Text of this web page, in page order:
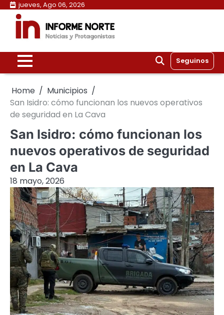
Skip
content
jueves, Ago 06, 2026
Seguinos
Home
Municipios
San Isidro: cómo funcionan los nuevos operativos
de seguridad en La Cava
San Isidro: cómo funcionan los
nuevos operativos de seguridad
en La Cava
18 mayo, 2026